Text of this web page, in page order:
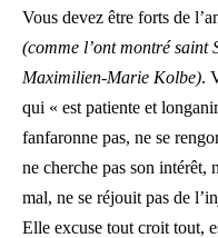
Vous devez être forts de
(comme l’ont montré saint
Maximilien-Marie Kolbe).
qui « est patiente et
fanfaronne pas, ne se
ne cherche pas son intérêt,
mal, ne se réjouit pas de
Elle excuse tout croit tout,